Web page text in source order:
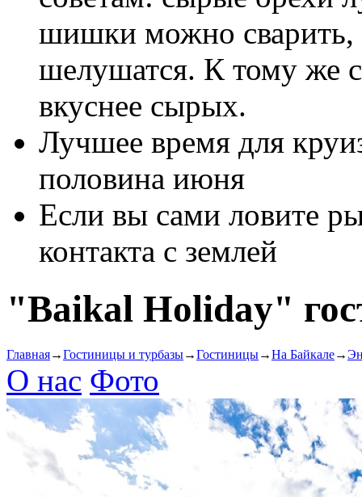
шишки можно сварить,
шелушатся. К тому же
вкуснее сырых.
Лучшее время для
половина июня
Если вы сами ловите
контакта с землей
"Baikal Holiday"
Главная→Гостиницы и турбазы→Гостиницы→На Байкале→
О нас Фото